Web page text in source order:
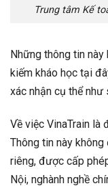
Trung tâm Kế
Những thông tin
kiếm kháo học tại
xác nhận cụ thể như
Về việc VinaTrain là
Thông tin này
riêng, được cấp
Nội, nghành nghề